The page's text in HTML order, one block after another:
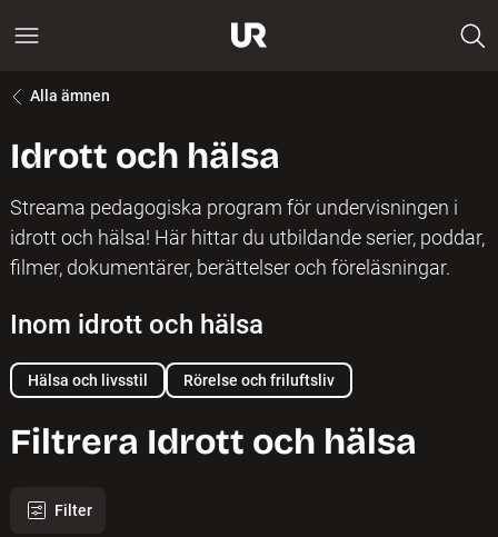
Alla ämnen
Idrott och hälsa
Streama pedagogiska program för undervisningen i
idrott och hälsa! Här hittar du utbildande serier, poddar,
filmer, dokumentärer, berättelser och föreläsningar.
Inom idrott och hälsa
Hälsa och livsstil Rörelse och friluftsliv
Filtrera Idrott och hälsa
Filter